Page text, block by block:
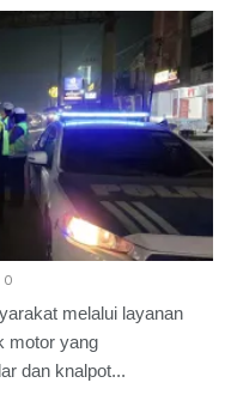
0
melalui layanan
motor yang
dan knalpot...